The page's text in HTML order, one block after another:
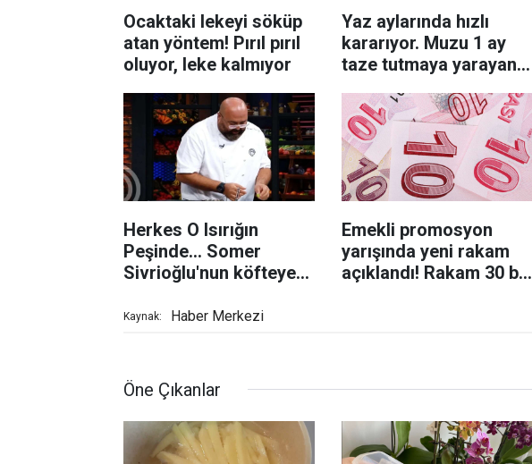
Ocaktaki lekeyi söküp
atan yöntem! Pırıl pırıl
oluyor, leke kalmıyor
Yaz aylarında hızlı
kararıyor. Muzu 1 ay
taze tutmaya yarayan
Herkes O Isırığın
Peşinde... Somer
Sivrioğlu'nun köfteye
Emekli promosyon
yarışında yeni rakam
açıklandı! Rakam 30 bin
Kaynak: Haber Merkezi
Öne Çıkanlar